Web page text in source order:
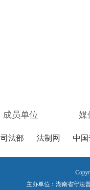
成员单位 媒
司法部 法制网 中
主办单位：湖南省守法